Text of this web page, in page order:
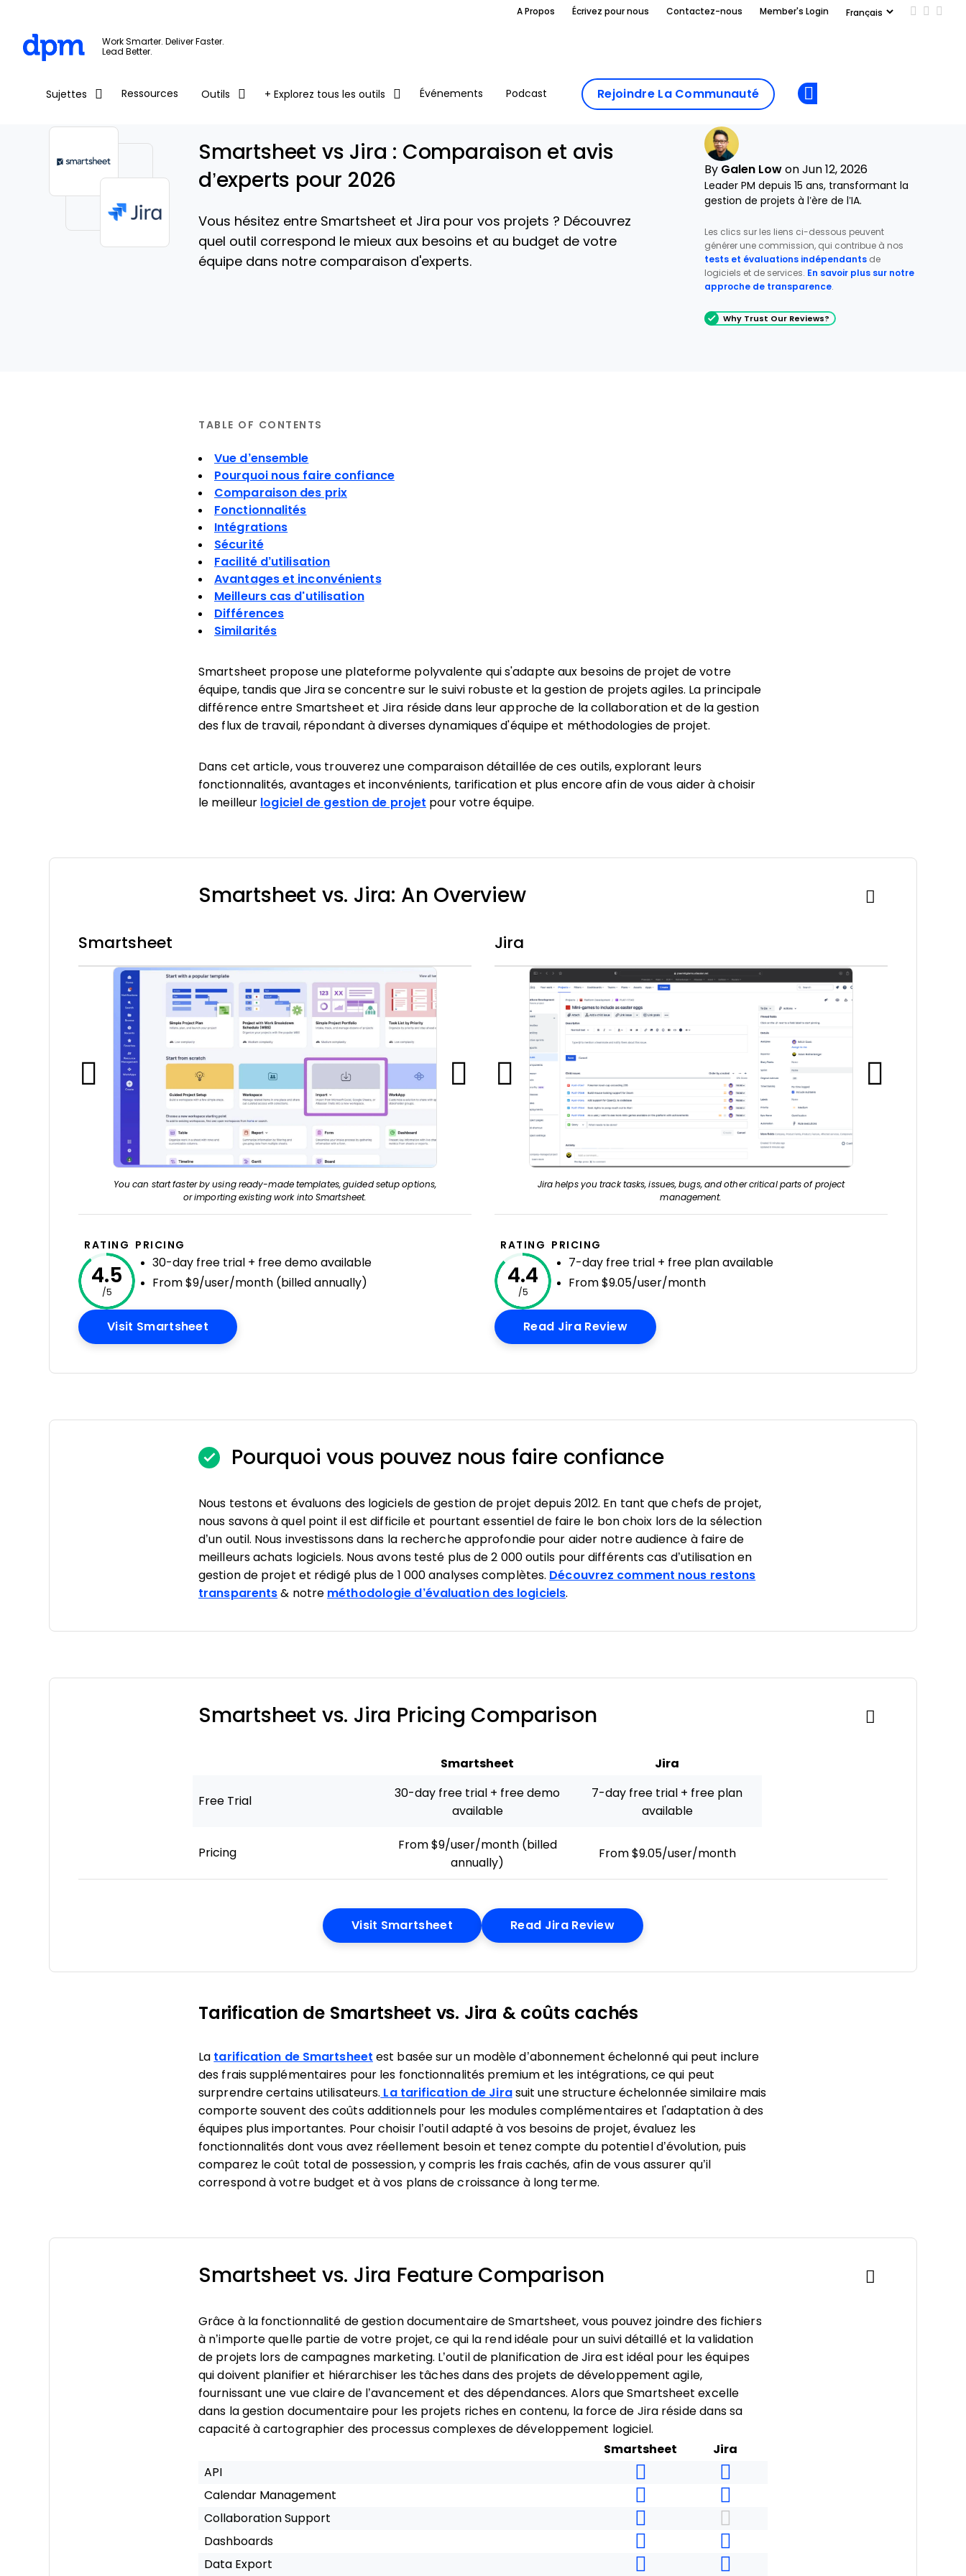
Skip to main content
A Propos Écrivez pour nous Contactez-nous Member's Login Add us
Follow
Work Smarter. Deliver Faster.
Lead Better.
Sujettes Ressources Outils + Explorez tous les outils Événements Podcast Rejoindre La Communauté
Smartsheet vs Jira : Comparaison et avis
d’experts pour 2026
Vous hésitez entre Smartsheet et Jira pour vos projets ? Découvrez
quel outil correspond le mieux aux besoins et au budget de votre
équipe dans notre comparaison d'experts.
By Galen Low on Jun 12, 2026
Leader PM depuis 15 ans, transformant la
gestion de projets à l’ère de l’IA.
Les clics sur les liens ci-dessous peuvent
générer une commission, qui contribue à nos
tests et évaluations indépendants de
logiciels et de services. En savoir plus sur notre
approche de transparence.
Why Trust Our Reviews?
TABLE OF CONTENTS
Vue d’ensemble
Pourquoi nous faire confiance
Comparaison des prix
Fonctionnalités
Intégrations
Sécurité
Facilité d’utilisation
Avantages et inconvénients
Meilleurs cas d'utilisation
Différences
Similarités
Smartsheet propose une plateforme polyvalente qui s'adapte aux besoins de projet de votre
équipe, tandis que Jira se concentre sur le suivi robuste et la gestion de projets agiles. La principale
différence entre Smartsheet et Jira réside dans leur approche de la collaboration et de la gestion
des flux de travail, répondant à diverses dynamiques d'équipe et méthodologies de projet.
Dans cet article, vous trouverez une comparaison détaillée de ces outils, explorant leurs
fonctionnalités, avantages et inconvénients, tarification et plus encore afin de vous aider à choisir
le meilleur logiciel de gestion de projet pour votre équipe.
Smartsheet vs. Jira: An Overview
Smartsheet
You can start faster by using ready-made templates, guided setup options,
or importing existing work into Smartsheet.
Smartsheet Interface
RATING
4.5
/5
PRICING
30-day free trial + free demo available
From $9/user/month (billed annually)
Visit Smartsheet Opens New Window
Jira
Jira helps you track tasks, issues, bugs, and other critical parts of project
management.
RATING
4.4
/5
PRICING
7-day free trial + free plan available
From $9.05/user/month
Read Jira ReviewOpens New Window
Pourquoi vous pouvez nous faire confiance
Nous testons et évaluons des logiciels de gestion de projet depuis 2012. En tant que chefs de projet,
nous savons à quel point il est difficile et pourtant essentiel de faire le bon choix lors de la sélection
d’un outil. Nous investissons dans la recherche approfondie pour aider notre audience à faire de
meilleurs achats logiciels. Nous avons testé plus de 2 000 outils pour différents cas d’utilisation en
gestion de projet et rédigé plus de 1 000 analyses complètes. Découvrez comment nous restons
transparents & notre méthodologie d’évaluation des logiciels.
Smartsheet vs. Jira Pricing Comparison
Smartsheet Jira
Free Trial
30-day free trial + free demo
available
7-day free trial + free plan
available
Pricing
From $9/user/month (billed
annually)
From $9.05/user/month
Visit Smartsheet Opens New Window
Read Jira ReviewOpens New Window
Tarification de Smartsheet vs. Jira & coûts cachés
La tarification de Smartsheet est basée sur un modèle d’abonnement échelonné qui peut inclure
des frais supplémentaires pour les fonctionnalités premium et les intégrations, ce qui peut
surprendre certains utilisateurs. La tarification de Jirasuit une structure échelonnée similaire mais
comporte souvent des coûts additionnels pour les modules complémentaires et l'adaptation à des
équipes plus importantes. Pour choisir l’outil adapté à vos besoins de projet, évaluez les
fonctionnalités dont vous avez réellement besoin et tenez compte du potentiel d’évolution, puis
comparez le coût total de possession, y compris les frais cachés, afin de vous assurer qu’il
correspond à votre budget et à vos plans de croissance à long terme.
Smartsheet vs. Jira Feature Comparison
Grâce à la fonctionnalité de gestion documentaire de Smartsheet, vous pouvez joindre des fichiers
à n’importe quelle partie de votre projet, ce qui la rend idéale pour un suivi détaillé et la validation
de projets lors de campagnes marketing. L’outil de planification de Jira est idéal pour les équipes
qui doivent planifier et hiérarchiser les tâches dans des projets de développement agile,
fournissant une vue claire de l’avancement et des dépendances. Alors que Smartsheet excelle
dans la gestion documentaire pour les projets riches en contenu, la force de Jira réside dans sa
capacité à cartographier des processus complexes de développement logiciel.
Smartsheet
Jira
API
Calendar Management
Collaboration Support
Dashboards
Data Export